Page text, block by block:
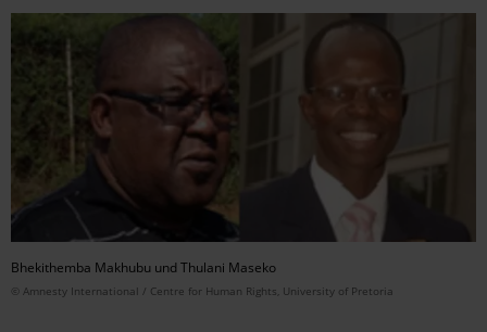
Bhekithemba Makhubu und Thulani Maseko
© Amnesty International / Centre for Human Rights, University of Pretoria